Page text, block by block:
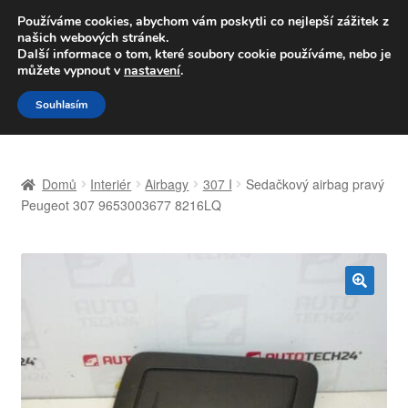
DOPRAVA od 139,-Kč
Volejte po-pá 9-16 704 494 494
Přeskočit
na
navigaci
Přejít
k
obsahu
Celosvětová doprava
Můj účet
Domů Interiér Airbagy 307 I
Sedačkový airbag pravý
Peugeot 307 9653003677 8216LQ
Používáme cookies, abychom vám poskytli co nejlepší zážitek z
našich webových stránek.
Další informace o tom, které soubory cookie používáme, nebo je
můžete vypnout v nastavení.
Souhlasím